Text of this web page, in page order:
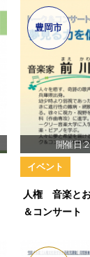
開催日
豊岡市
イベント
人権 音楽と
＆コンサート